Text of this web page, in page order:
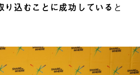
り込むことに成功している と